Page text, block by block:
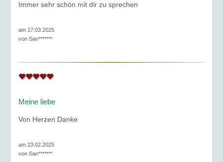
Immer sehr schön mit dir zu sprechen
am 17.03.2025
vonSan*******
Meine liebe
Von Herzen Danke
am 23.02.2025
vonSan*******